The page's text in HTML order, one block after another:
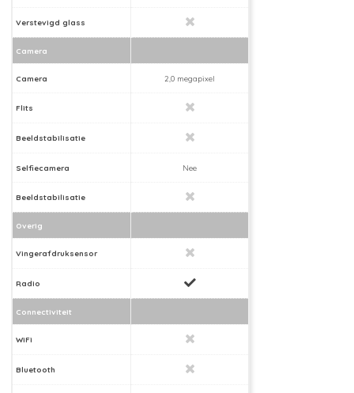
Verstevigd glass
Camera
Camera 2,0 megapixel
Flits
Beeldstabilisatie
Selfiecamera Nee
Beeldstabilisatie
Overig
Vingerafdruksensor
Radio
Connectiviteit
WiFi
Bluetooth